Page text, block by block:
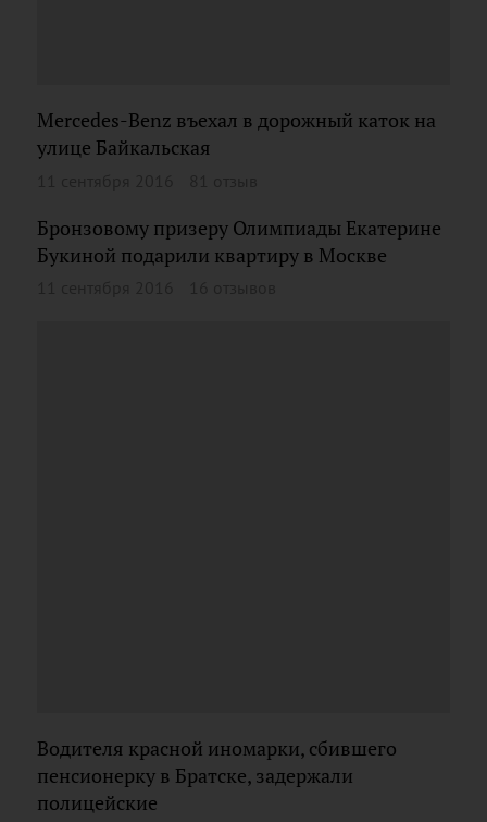
Mercedes-Benz въехал в дорожный каток на
улице Байкальская
Бронзовому призеру Олимпиады Екатерине
Букиной подарили квартиру в Москве
Водителя красной иномарки, сбившего
пенсионерку в Братске, задержали
полицейские